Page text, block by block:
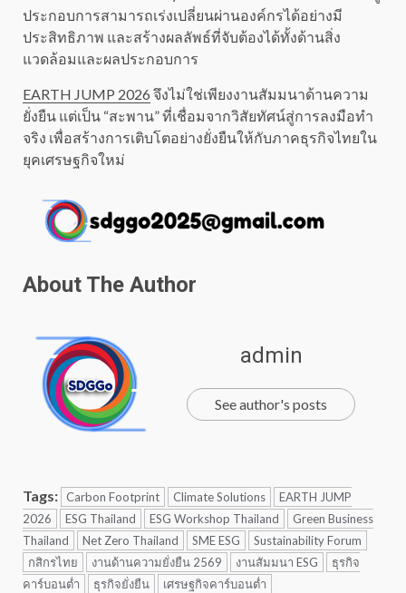
ประกอบการสามารถเร่งเปลี่ยนผ่านองค์กรได้อย่างมี
ประสิทธิภาพ และสร้างผลลัพธ์ที่จับต้องได้ทั้งด้านสิ่ง
แวดล้อมและผลประกอบการ
EARTH JUMP 2026 จึงไม่ใช่เพียงงานสัมมนาด้านความ
ยั่งยืน แต่เป็น “สะพาน” ที่เชื่อมจากวิสัยทัศน์สู่การลงมือทำ
จริง เพื่อสร้างการเติบโตอย่างยั่งยืนให้กับภาคธุรกิจไทยใน
ยุคเศรษฐกิจใหม่
About The Author
admin
See author's posts
Tags: Carbon Footprint Climate Solutions
EARTH JUMP
2026
ESG Thailand ESG Workshop Thailand
Green Business
Thailand
Net Zero Thailand SME ESG
Sustainability Forum
กสิกรไทย
งานด้านความยั่งยืน 2569 งานสัมมนา ESG
ธุรกิจ
คาร์บอนต่ำ
ธุรกิจยั่งยืน เศรษฐกิจคาร์บอนต่ำ